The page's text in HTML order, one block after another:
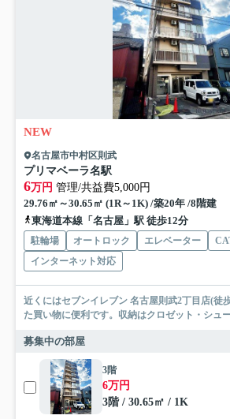
NEW
名古屋市中村区則武
プリマベーラ名駅
6万円 管理/共益費5,000円
29.76㎡～30.65㎡ (1R～1K) /築20年 /8階建
東海道本線「名古屋」駅 徒歩12分
駐輪場 オートロック エレベーター
インターネット対応
近くにはセブンイレブン 名古屋則武2丁目店(徒
た買い物に便利です。収納はクロゼット・シュ
募集中の部屋
3階
6万円
3階 / 30.65㎡ / 1K